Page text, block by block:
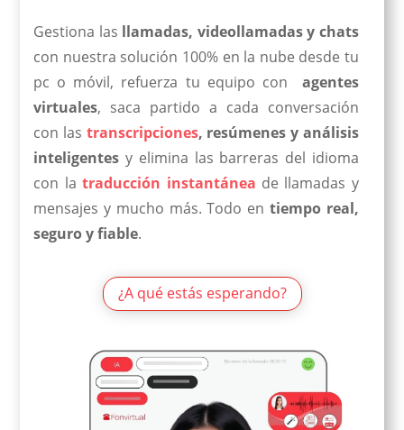
Gestiona las llamadas, videollamadas y chats
con nuestra solución 100% en la nube desde tu
pc o móvil, refuerza tu equipo con agentes
virtuales, saca partido a cada conversación
con las transcripciones, resúmenes y análisis
inteligentes y elimina las barreras del idioma
con latraducción instantánea de llamadas y
mensajes y mucho más. Todo en tiempo real,
seguro y fiable.
¿A qué estás esperando?